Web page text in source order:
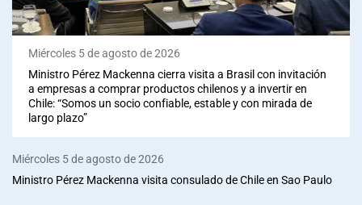
Miércoles 5 de agosto de 2026
Ministro Pérez Mackenna cierra visita a Brasil con invitación
a empresas a comprar productos chilenos y a invertir en
Chile: “Somos un socio confiable, estable y con mirada de
largo plazo”
Miércoles 5 de agosto de 2026
Ministro Pérez Mackenna visita consulado de Chile en Sao Paulo